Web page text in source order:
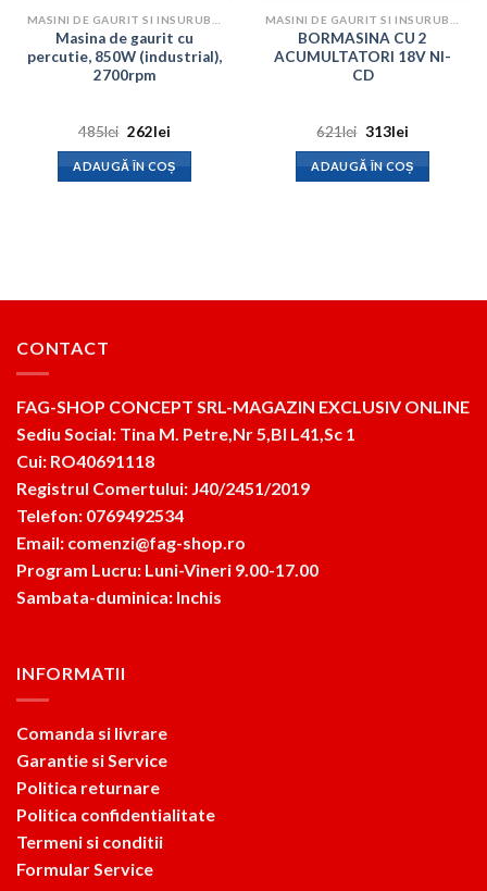
Masina de gaurit cu
percutie, 850W (industrial),
2700rpm
485lei Prețul
a
fost:
485lei.
262leiPrețul
este:
262lei.
ADAUGĂ ÎN COȘ
BORMASINA CU 2
ACUMULTATORI 18V NI-
CD
621lei Prețul
a
fost:
621lei.
313leiPrețul
este:
313lei.
ADAUGĂ ÎN COȘ
CONTACT
FAG-SHOP CONCEPT SRL-MAGAZIN EXCLUSIV ONLINE
Sediu Social: Tina M. Petre,Nr 5,Bl L41,Sc 1
Cui: RO40691118
Registrul Comertului: J40/2451/2019
Telefon: 0769492534
Email: comenzi@fag-shop.ro
Program Lucru: Luni-Vineri 9.00-17.00
Sambata-duminica: Inchis
INFORMATII
Comanda si livrare
Garantie si Service
Politica returnare
Politica confidentialitate
Termeni si conditii
Formular Service